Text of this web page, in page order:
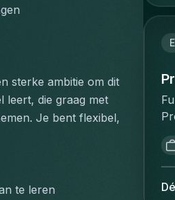
sterke ambitie om dit
leert, die graag met
Je bent flexibel,
te leren